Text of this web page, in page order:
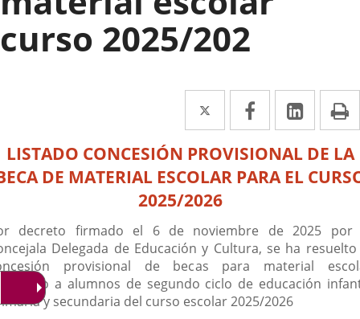
curso 2025/202
Twitter
Enlace
a
una
aplicación
externa.
Facebook
Enlace
a
una
aplicación
Enlace
a
una
LISTADO CONCESIÓN PROVISIONAL DE LA
DE MATERIAL ESCOLAR PARA EL
2025/2026
decreto firmado el 6 de noviembre de 2025 por
Delegada de Educación y Cultura, se ha
provisional de becas para material
a alumnos de segundo ciclo de educación
y secundaria del curso escolar 2025/2026